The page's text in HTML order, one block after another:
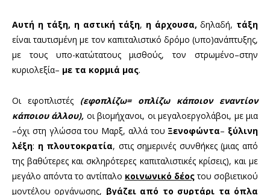
Αυτή η τάξη, η αστική τάξη, η άρχουσα, δηλαδή, τάξη
είναι ταυτισμένη με τον καπιταλιστικό δρόμο (υπο)ανάπτυξης,
με τους υπο-κατώτατους μισθούς, τον στρωμένο–στην
κυριολεξία– με τα κορμιά μας.
Οι εφοπλιστές (εφοπλίζω= οπλίζω κάποιον εναντίον
κάποιου άλλου), οι βιομήχανοι, οι μεγαλοεργολάβοι, με μια
–όχι στη γλώσσα του Μαρξ, αλλά του Ξενοφώντα– ξύλινη
λέξη: η πλουτοκρατία, στις σημερινές συνθήκες (μιας από
της βαθύτερες και σκληρότερες καπιταλιστικές κρίσεις), και με
μεγάλο απόντα το αντίπαλο κοινωνικό δέοςτου σοβιετικού
μοντέλου οργάνωσης, βγάζει από το συρτάρι τα όπλα